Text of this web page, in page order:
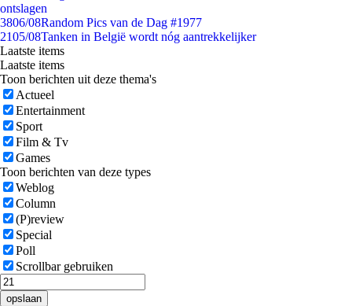
ontslagen
3806/08Random Pics van de Dag #1977
2105/08Tanken in België wordt nóg aantrekkelijker
Laatste items
Laatste items
Toon berichten uit deze thema's
Actueel
Entertainment
Sport
Film & Tv
Games
Toon berichten van deze types
Weblog
Column
(P)review
Special
Poll
Scrollbar gebruiken
opslaan